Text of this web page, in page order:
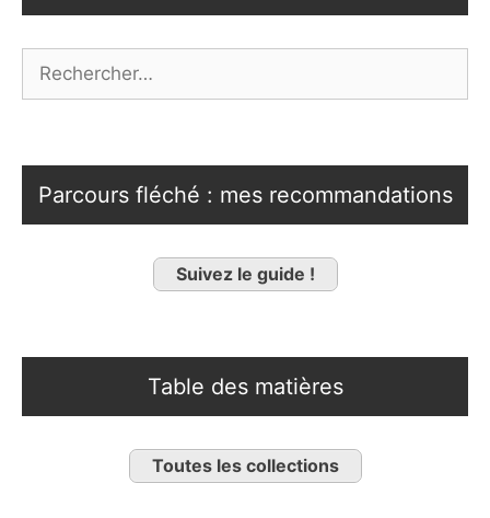
Parcours fléché : mes recommandations
Suivez le guide !
Table des matières
Toutes les collections